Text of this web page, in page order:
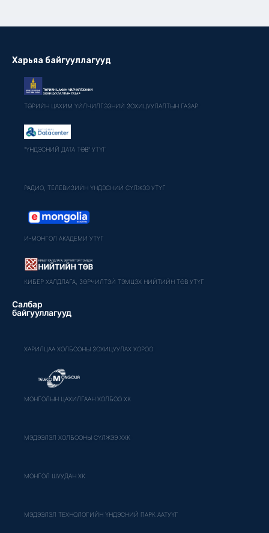
Харьяа байгууллагууд
ТӨРИЙН ЦАХИМ ҮЙЛЧИЛГЭЭНИЙ ЗОХИЦУУЛАЛТЫН ГАЗАР
"ҮНДЭСНИЙ ДАТА ТӨВ" УТҮГ
РАДИО, ТЕЛЕВИЗИЙН ҮНДЭСНИЙ СҮЛЖЭЭ УТҮГ
И-МОНГОЛ АКАДЕМИ УТҮГ
КИБЕР ХАЛДЛАГА, ЗӨРЧИЛТЭЙ ТЭМЦЭХ НИЙТИЙН ТӨВ УТҮГ
Салбар
байгууллагууд
ХАРИЛЦАА ХОЛБООНЫ ЗОХИЦУУЛАХ ХОРОО
МОНГОЛЫН ЦАХИЛГААН ХОЛБОО ХК
МЭДЭЭЛЭЛ ХОЛБООНЫ СҮЛЖЭЭ ХХК
МОНГОЛ ШУУДАН ХК
МЭДЭЭЛЭЛ ТЕХНОЛОГИЙН ҮНДЭСНИЙ ПАРК ААТУҮГ